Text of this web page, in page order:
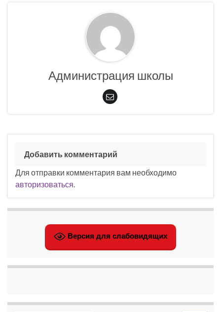
Администрация школы
Добавить комментарий
Для отправки комментария вам необходимо
авторизоваться
Версия для слабовидящих